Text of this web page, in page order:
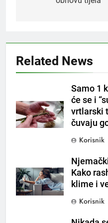
Related News
Samo 1
će se i
vrtlarski
čuvaju
Korisnik
Kako
klime i
Korisnik
na
raditi
loše
tri